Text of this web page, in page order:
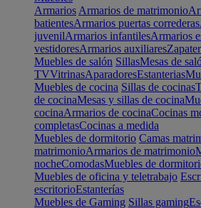
Armarios Armarios de matrimonio
batientesArmarios puertas correderas
juvenilArmarios infantilesArmarios
vestidoresArmarios auxiliares
Muebles de salón SillasMesas de
TVVitrinasAparadoresEstanterias
Muebles de cocina Sillas de cocinas
de cocinaMesas y sillas de cocina
cocinaArmarios de cocinaCocinas
completasCocinas a medida
Muebles de dormitorio Camas
matrimonioArmarios de matrimonio
nocheComodasMuebles de
Muebles de oficina y teletrabajo
escritorioEstanterías
Muebles de Gaming Sillas gaming